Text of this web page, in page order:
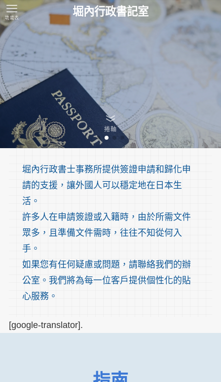
堀內行政書記室
功能表
捲軸
堀內行政書士事務所提供簽證申請和歸化申
請的支援，讓外國人可以穩定地在日本生
活。
許多人在申請簽證或入籍時，由於所需文件
眾多，且準備文件需時，往往不知從何入
手。
如果您有任何疑慮或問題，請聯絡我們的辦
公室。我們將為每一位客戶提供個性化的貼
心服務。
[google-translator].